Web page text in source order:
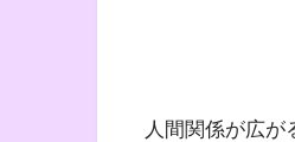
人間関係が広が